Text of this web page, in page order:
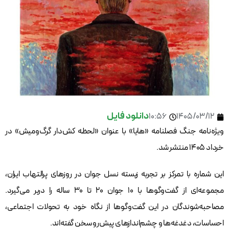
1405/03/12
10:56دانلود فایل
ویژه‌نامه جنگ فصلنامه «هایا» با عنوان «لحظه کش‌دار گرگ‌ومیش» در
خرداد ۱۴۰۵ منتشر شد.
این شماره با تمرکز بر تجربه زیسته نسل جوان در روزهای پرالتهاب ایران،
مجموعه‌ای از گفت‌وگوها با ۱۰ جوان ۲۰ تا ۳۰ ساله را دربر می‌گیرد.
مصاحبه‌شوندگان در این گفت‌وگوها از نگاه خود به تحولات اجتماعی،
احساسات، دغدغه‌ها و چشم‌اندازهای پیش‌رو سخن گفته‌اند.